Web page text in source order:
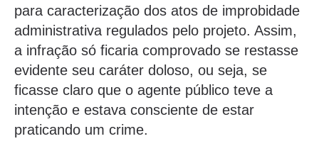
para caracterização dos atos de improbidade
administrativa regulados pelo projeto. Assim,
a infração só ficaria comprovado se restasse
evidente seu caráter doloso, ou seja, se
ficasse claro que o agente público teve a
intenção e estava consciente de estar
praticando um crime.